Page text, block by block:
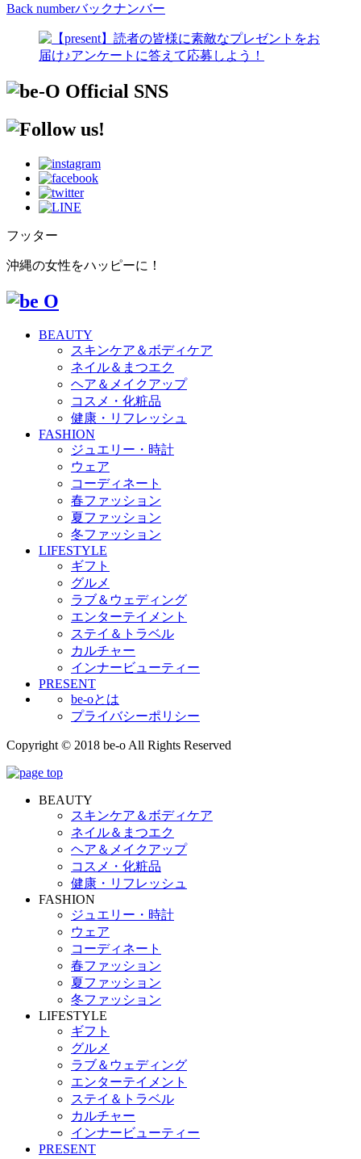
Back numberバックナンバー
フッター
沖縄の女性をハッピーに！
BEAUTY
スキンケア＆ボディケア
ネイル＆まつエク
ヘア＆メイクアップ
コスメ・化粧品
健康・リフレッシュ
FASHION
ジュエリー・時計
ウェア
コーディネート
春ファッション
夏ファッション
冬ファッション
LIFESTYLE
ギフト
グルメ
ラブ＆ウェディング
エンターテイメント
ステイ＆トラベル
カルチャー
インナービューティー
PRESENT
be-oとは
プライバシーポリシー
Copyright © 2018 be-o All Rights Reserved
BEAUTY
スキンケア＆ボディケア
ネイル＆まつエク
ヘア＆メイクアップ
コスメ・化粧品
健康・リフレッシュ
FASHION
ジュエリー・時計
ウェア
コーディネート
春ファッション
夏ファッション
冬ファッション
LIFESTYLE
ギフト
グルメ
ラブ＆ウェディング
エンターテイメント
ステイ＆トラベル
カルチャー
インナービューティー
PRESENT